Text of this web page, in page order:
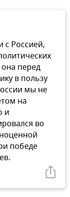
с Россией,
перед
в пользу
мы не
на
и
во
победе